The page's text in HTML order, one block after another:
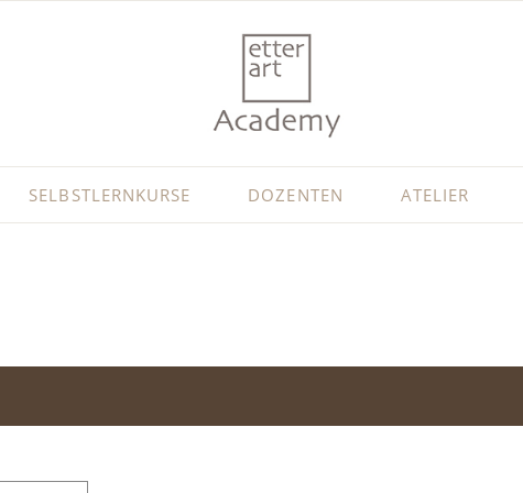
SELBSTLERNKURSE DOZENTEN ATELIER